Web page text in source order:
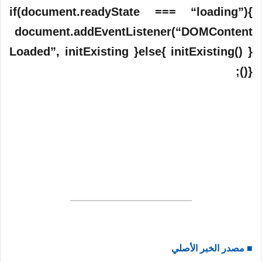
if(document.readyState === “loading”){
document.addEventListener(“DOMContent
Loaded”, initExisting }else{ initExisting() }
}();
■ مصدر الخبر الأصلي